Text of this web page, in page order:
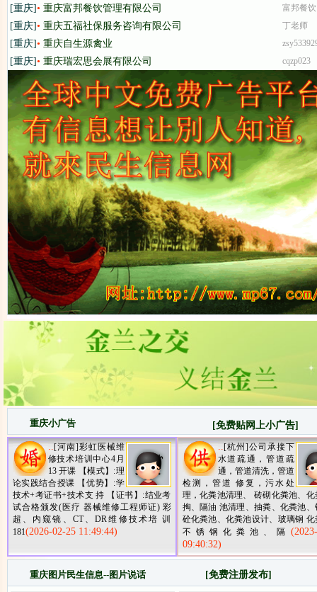
[重庆]• 重庆富邦餐饮管理有限公司 富邦餐饮
[重庆]• 重庆五福社保服务咨询有限公司 丁老师
[重庆]• 重庆自生源禽业
[重庆]• 重庆瑞宏思会展有限公司 cqzp023
重庆小广告
[免费贴网上小广告]
..[河南]彩虹医械维
修技术培训中心4月
13 开课 【模式】:理
论实践结合授课 【优势】:学
技术+考证书+技术支 持 【证书】:结业考
试合格颁发(医疗 器械维修工程师证) 彩
超、内窥镜、CT、DR维修技术培 训
181(2026-02-25 11:49:44)
..[杭州]公司承接下
水道疏通，管道疏
通，管道清洗，管道
检测，管道 修复，污水处
理，化粪池清理、 砖砌化粪池、化
掏、隔油 池清理、抽粪、化粪池、
砼化粪池、化粪池设计、玻璃钢 化
不锈钢化粪池、隔
09:40:32)
重庆图片民生信息--图片说话 [免费注册发布]